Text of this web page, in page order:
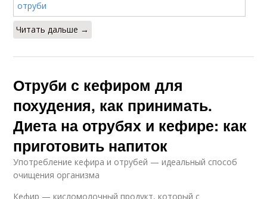
Читать дальше →
Отруби с кефиром для
похудения, как принимать.
Диета на отрубях и кефире: как
приготовить напиток
Употребление кефира и отрубей — идеальный способ
очищения организма
Кефир — кисломолочный продукт, который с